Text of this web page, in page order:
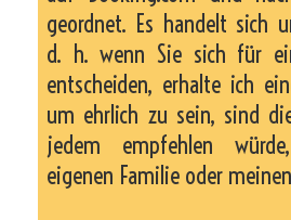
geordnet. Es handelt sich
d. h. wenn Sie sich für
entscheiden, erhalte ich
um ehrlich zu sein, sind
jedem empfehlen
eigenen Familie oder